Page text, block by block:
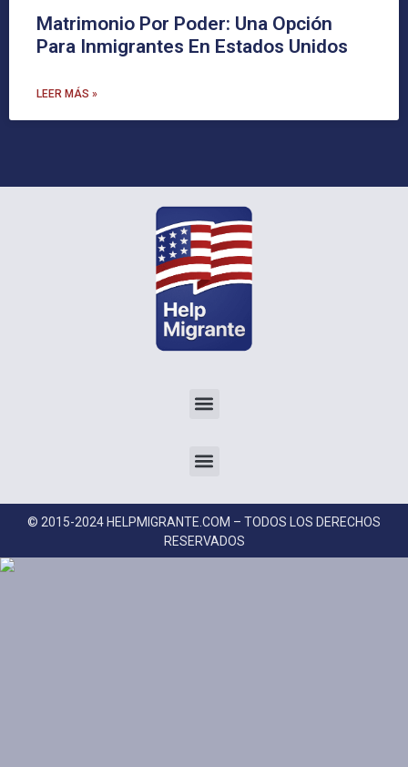
Matrimonio Por Poder: Una Opción
Para Inmigrantes En Estados Unidos
LEER MÁS »
© 2015-2024 HELPMIGRANTE.COM – TODOS LOS DERECHOS
RESERVADOS